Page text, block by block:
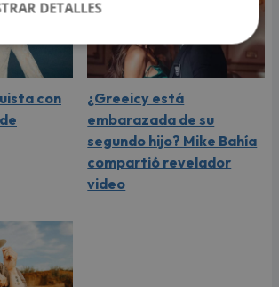
con
¿Greeicy está
embarazada de su
segundo hijo? Mike Bahía
compartió revelador
video
DETALLES